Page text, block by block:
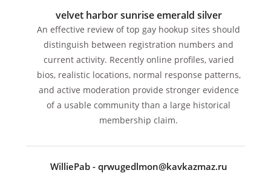
velvet harbor sunrise emerald silver
An effective review of top gay hookup sites should
distinguish between registration numbers and
current activity. Recently online profiles, varied
bios, realistic locations, normal response patterns,
and active moderation provide stronger evidence
of a usable community than a large historical
membership claim.
WilliePab - qrwugedlmon@kavkazmaz.ru